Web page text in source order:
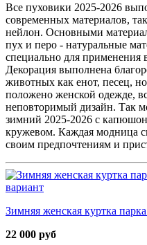
Все пуховики 2025-2026
современных материалов,
нейлон. Основными
пух и перо - натуральные
специально для применения
Декорация выполнена
животных как енот, песец,
положено женской одежде,
неповторимый дизайн. Так
зимний 2025-2026 с
кружевом. Каждая модница
своим предпочтениям и
вариант
Зимняя женская куртка
22 000 руб